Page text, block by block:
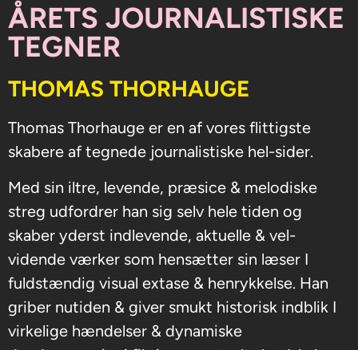
ÅRETS JOURNALISTISKE
TEGNER
THOMAS THORHAUGE
Thomas Thorhauge er en af vores flittigste
skabere af tegnede journalistiske hel-sider.
Med sin iltre, levende, præsice & melodiske
streg udfordrer han sig selv hele tiden og
skaber yderst indlevende, aktuelle & vel-
vidende værker som hensætter sin læser I
fuldstændig visual extase & henrykkelse. Han
griber nutiden & giver smukt historisk indblik I
virkelige hændelser & dynamiske